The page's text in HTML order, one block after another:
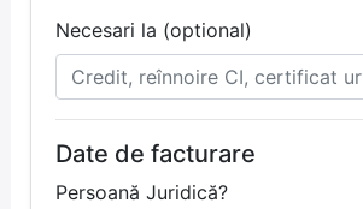
Necesari la (optional)
Date de facturare
Persoană Juridică?